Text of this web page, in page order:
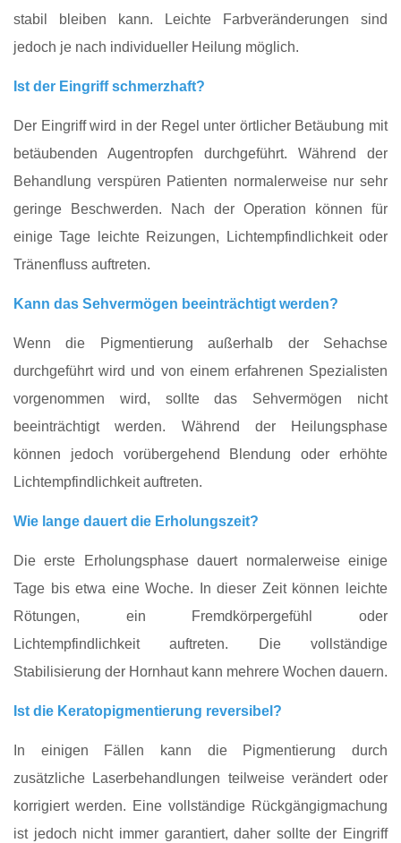
stabil bleiben kann. Leichte Farbveränderungen sind
jedoch je nach individueller Heilung möglich.
Ist der Eingriff schmerzhaft?
Der Eingriff wird in der Regel unter örtlicher Betäubung mit
betäubenden Augentropfen durchgeführt. Während der
Behandlung verspüren Patienten normalerweise nur sehr
geringe Beschwerden. Nach der Operation können für
einige Tage leichte Reizungen, Lichtempfindlichkeit oder
Tränenfluss auftreten.
Kann das Sehvermögen beeinträchtigt werden?
Wenn die Pigmentierung außerhalb der Sehachse
durchgeführt wird und von einem erfahrenen Spezialisten
vorgenommen wird, sollte das Sehvermögen nicht
beeinträchtigt werden. Während der Heilungsphase
können jedoch vorübergehend Blendung oder erhöhte
Lichtempfindlichkeit auftreten.
Wie lange dauert die Erholungszeit?
Die erste Erholungsphase dauert normalerweise einige
Tage bis etwa eine Woche. In dieser Zeit können leichte
Rötungen, ein Fremdkörpergefühl oder
Lichtempfindlichkeit auftreten. Die vollständige
Stabilisierung der Hornhaut kann mehrere Wochen dauern.
Ist die Keratopigmentierung reversibel?
In einigen Fällen kann die Pigmentierung durch
zusätzliche Laserbehandlungen teilweise verändert oder
korrigiert werden. Eine vollständige Rückgängigmachung
ist jedoch nicht immer garantiert, daher sollte der Eingriff